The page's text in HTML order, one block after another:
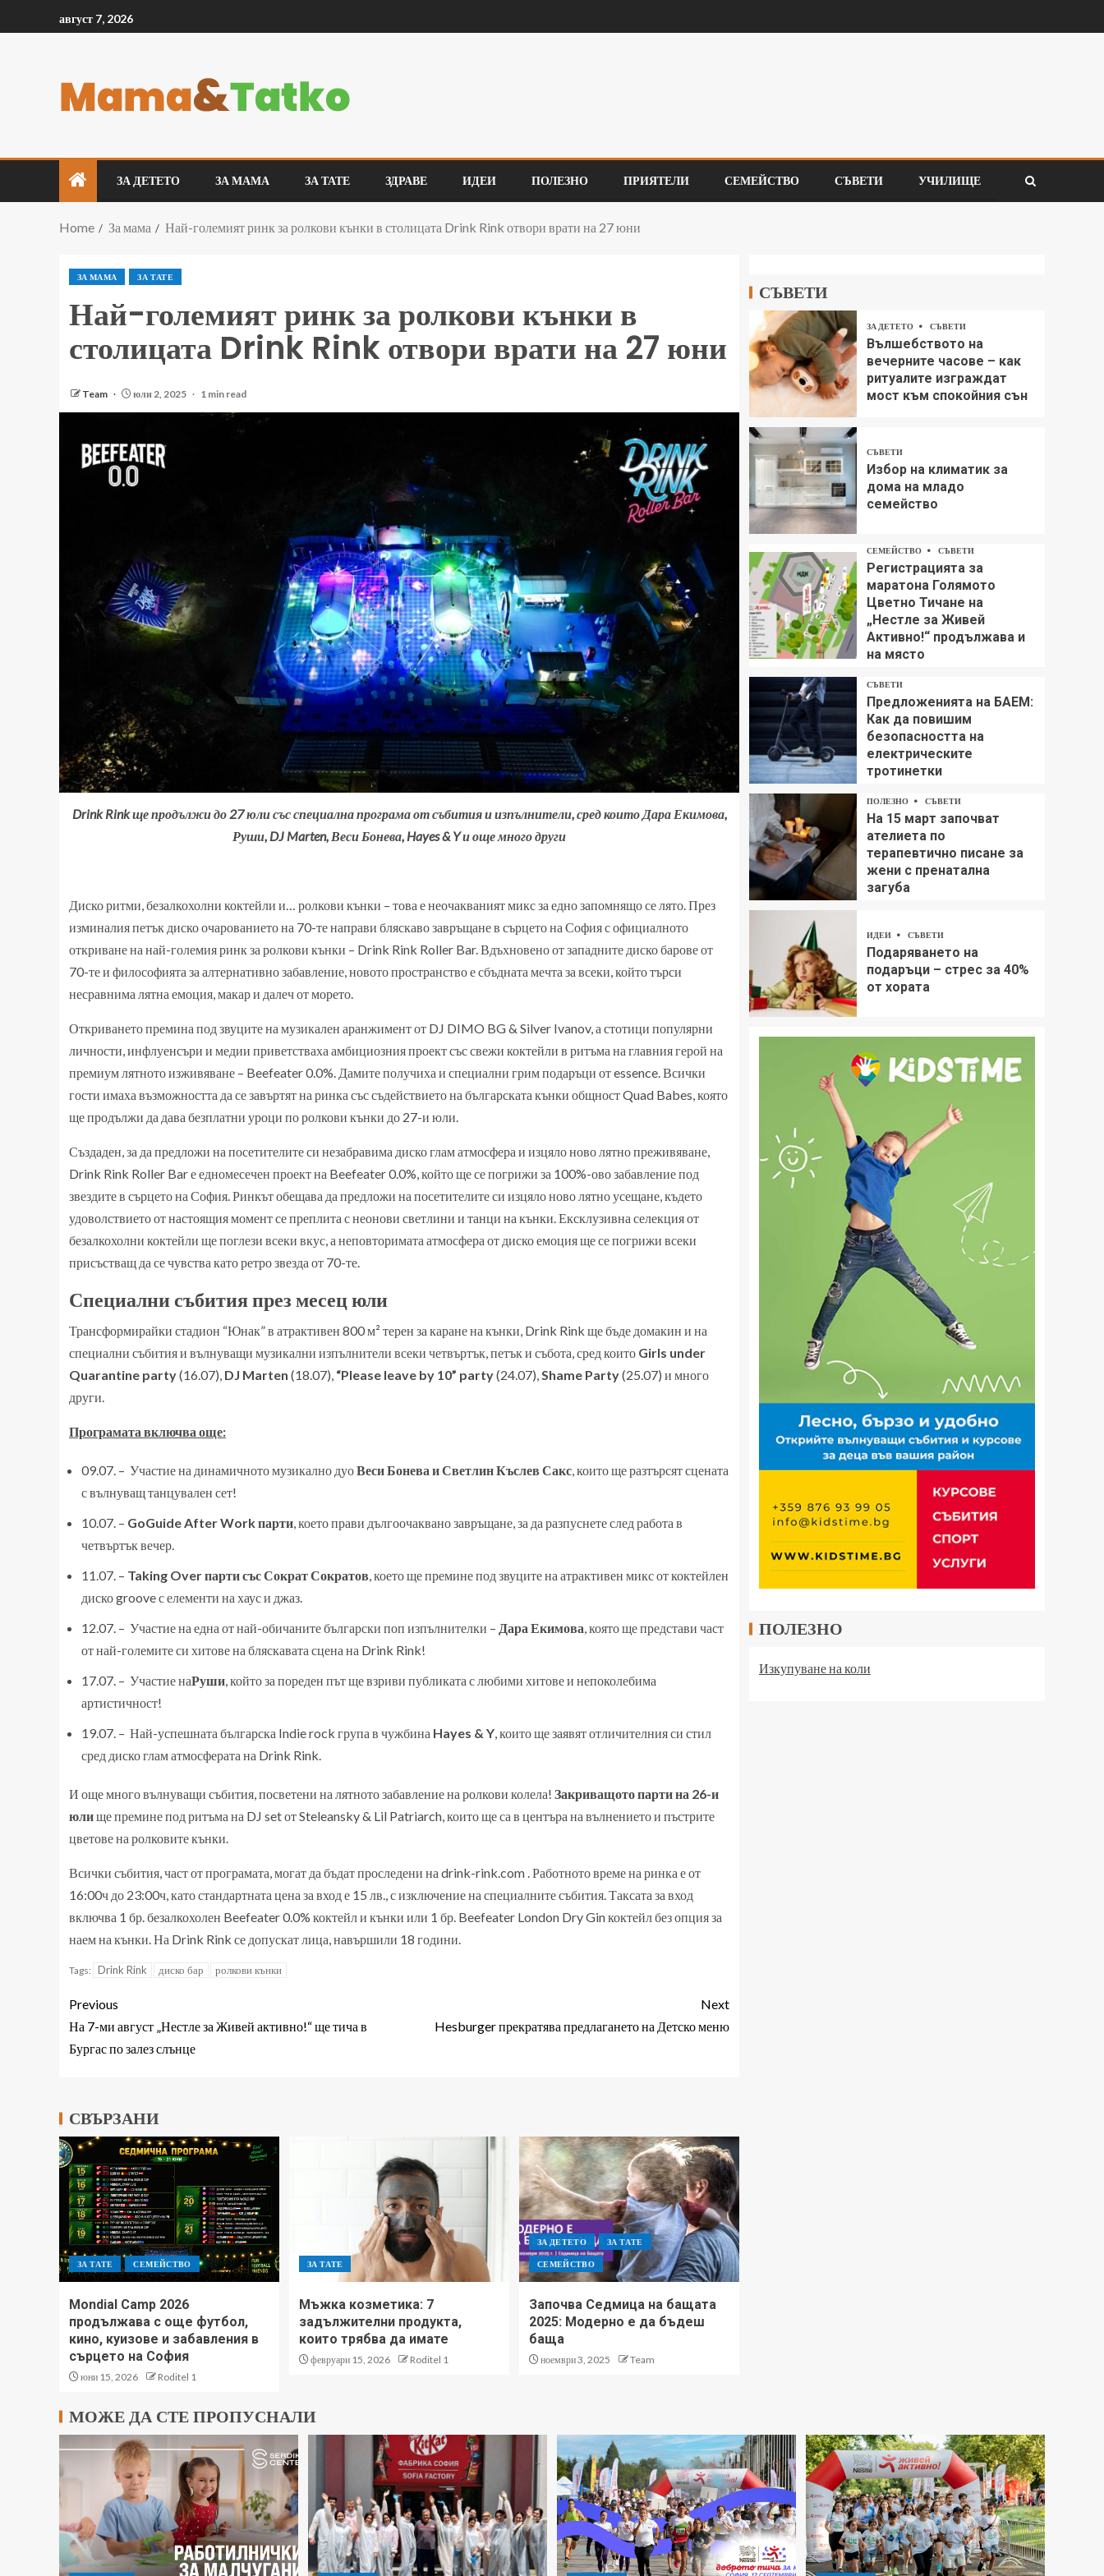
август 7, 2026
ЗА ДЕТЕТО ЗА МАМА ЗА ТАТЕ ЗДРАВЕ ИДЕИ ПОЛЕЗНО ПРИЯТЕЛИ СЕМЕЙСТВО СЪВЕТИ УЧИЛИЩЕ
Home За мама Най-големият ринк за ролкови кънки в столицата Drink Rink отвори врати на 27 юни
ЗА МАМА ЗА ТАТЕ
Най-големият ринк за ролкови кънки в
столицата Drink Rink отвори врати на 27 юни
Team юли 2, 2025 1 min read
Drink Rink ще продължи до 27 юли със специална програма от събития и изпълнители, сред които Дара Екимова,
Руши, DJ Marten, Веси Бонева, Hayes & Y и още много други
Диско ритми, безалкохолни коктейли и… ролкови кънки – това е неочакваният микс за едно запомнящо се лято. През
изминалия петък диско очарованието на 70-те направи бляскаво завръщане в сърцето на София с официалното
откриване на най-големия ринк за ролкови кънки – Drink Rink Roller Bar. Вдъхновено от западните диско барове от
70-те и философията за алтернативно забавление, новото пространство е сбъдната мечта за всеки, който търси
несравнима лятна емоция, макар и далеч от морето.
Откриването премина под звуците на музикален аранжимент от DJ DIMO BG & Silver Ivanov, а стотици популярни
личности, инфлуенсъри и медии приветстваха амбициозния проект със свежи коктейли в ритъма на главния герой на
премиум лятното изживяване – Beefeater 0.0%. Дамите получиха и специални грим подаръци от essence. Всички
гости имаха възможността да се завъртят на ринка със съдействието на българската кънки общност Quad Babes, която
ще продължи да дава безплатни уроци по ролкови кънки до 27-и юли.
Създаден, за да предложи на посетителите си незабравима диско глам атмосфера и изцяло ново лятно преживяване,
Drink Rink Roller Bar е едномесечен проект на Beefeater 0.0%, който ще се погрижи за 100%-ово забавление под
звездите в сърцето на София. Ринкът обещава да предложи на посетителите си изцяло ново лятно усещане, където
удоволствието от настоящия момент се преплита с неонови светлини и танци на кънки. Ексклузивна селекция от
безалкохолни коктейли ще поглези всеки вкус, а неповторимата атмосфера от диско емоция ще се погрижи всеки
присъстващ да се чувства като ретро звезда от 70-те.
Специални събития през месец юли
Трансформирайки стадион “Юнак” в атрактивен 800 м² терен за каране на кънки, Drink Rink ще бъде домакин и на
специални събития и вълнуващи музикални изпълнители всеки четвъртък, петък и събота, сред които Girls under
Quarantine party(16.07), DJ Marten (18.07), “Please leave by 10” party(24.07), Shame Party(25.07) и много
други.
Програмата включва още:
09.07. – Участие на динамичното музикално дуоВеси Бонева и Светлин Къслев Сакс , които ще разтърсят сцената
с вълнуващ танцувален сет!
10.07. – GoGuide After Work парти , което прави дългоочаквано завръщане, за да разпуснете след работа в
четвъртък вечер.
11.07. – Taking Over парти със Сократ Сократов , което ще премине под звуците на атрактивен микс от коктейлен
диско groove с елементи на хаус и джаз.
12.07. – Участие на една от най-обичаните български поп изпълнителки – Дара Екимова , която ще представи част
от най-големите си хитове на бляскавата сцена на Drink Rink!
17.07. – Участие наРуши , който за пореден път ще взриви публиката с любими хитове и непоколебима
артистичност!
19.07. – Най-успешната българска Indie rock група в чужбина Hayes & Y , които ще заявят отличителния си стил
сред диско глам атмосферата на Drink Rink.
И още много вълнуващи събития, посветени на лятното забавление на ролкови колела! Закриващото парти на 26-и
юлище премине под ритъма на DJ set от Steleansky & Lil Patriarch, които ще са в центъра на вълнението и пъстрите
цветове на ролковите кънки.
Всички събития, част от програмата, могат да бъдат проследени на drink-rink.com . Работното време на ринка е от
16:00ч до 23:00ч, като стандартната цена за вход е 15 лв., с изключение на специалните събития. Таксата за вход
включва 1 бр. безалкохолен Beefeater 0.0% коктейл и кънки или 1 бр. Beefeater London Dry Gin коктейл без опция за
наем на кънки. На Drink Rink се допускат лица, навършили 18 години.
Tags: Drink Rink диско бар ролкови кънки
Previous
На 7-ми август „Нестле за Живей активно!“ ще тича в
Бургас по залез слънце
Next
Hesburger прекратява предлагането на Детско меню
СВЪРЗАНИ
ЗА ТАТЕ СЕМЕЙСТВО
Mondial Camp 2026
продължава с още футбол,
кино, куизове и забавления в
сърцето на София
юни 15, 2026 Roditel 1
ЗА ТАТЕ
Мъжка козметика: 7
задължителни продукта,
които трябва да имате
февруари 15, 2026 Roditel 1
ЗА ДЕТЕТО ЗА ТАТЕ
СЕМЕЙСТВО
Започва Седмица на бащата
2025: Модерно е да бъдеш
баща
ноември 3, 2025 Team
СЪВЕТИ
ЗА ДЕТЕТО СЪВЕТИ
Вълшебството на
вечерните часове – как
ритуалите изграждат
мост към спокойния сън
СЪВЕТИ
Избор на климатик за
дома на младо
семейство
СЕМЕЙСТВО СЪВЕТИ
Регистрацията за
маратона Голямото
Цветно Тичане на
„Нестле за Живей
Aктивно!“ продължава и
на място
СЪВЕТИ
Предложенията на БАЕМ:
Как да повишим
безопасността на
електрическите
тротинетки
ПОЛЕЗНО СЪВЕТИ
На 15 март започват
ателиета по
терапевтично писане за
жени с пренатална
загуба
ИДЕИ СЪВЕТИ
Подаряването на
подаръци – стрес за 40%
от хората
ПОЛЕЗНО
Изкупуване на коли
МОЖЕ ДА СТЕ ПРОПУСНАЛИ